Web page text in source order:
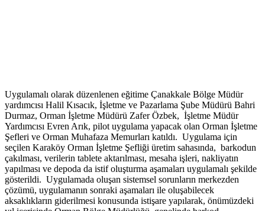
Uygulamalı olarak düzenlenen eğitime Çanakkale Bölge Müdür
yardımcısı Halil Kısacık, İşletme ve Pazarlama Şube Müdürü Bahri
Durmaz, Orman İşletme Müdürü Zafer Özbek, İşletme Müdür
Yardımcısı Evren Arık, pilot uygulama yapacak olan Orman İşletme
Şefleri ve Orman Muhafaza Memurları katıldı. Uygulama için
seçilen Karaköy Orman İşletme Şefliği üretim sahasında, barkodun
çakılması, verilerin tablete aktarılması, mesaha işleri, nakliyatın
yapılması ve depoda da istif oluşturma aşamaları uygulamalı şekilde
gösterildi. Uygulamada oluşan sistemsel sorunların merkezden
çözümü, uygulamanın sonraki aşamaları ile oluşabilecek
aksaklıkların giderilmesi konusunda istişare yapılarak, önümüzdeki